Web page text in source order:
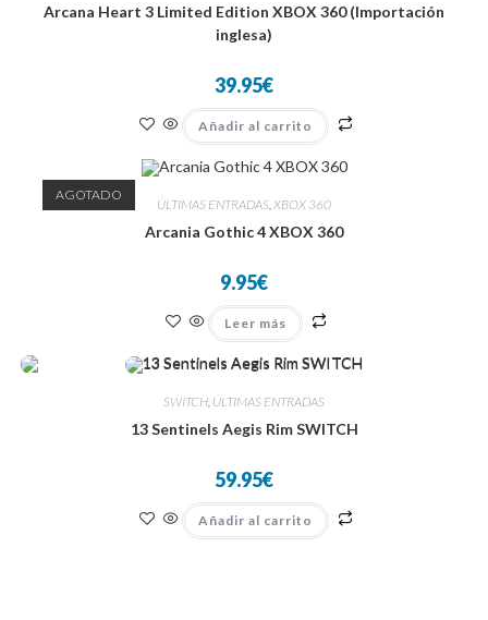
Arcana Heart 3 Limited Edition XBOX 360 (Importación
inglesa)
39.95€
Añadir al carrito
AGOTADO
ÚLTIMAS ENTRADAS XBOX 360
Arcania Gothic 4 XBOX 360
9.95€
Leer más
SWITCH ÚLTIMAS ENTRADAS
13 Sentinels Aegis Rim SWITCH
59.95€
Añadir al carrito